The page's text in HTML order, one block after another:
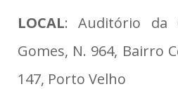
LOCAL: Auditório da
Gomes, N. 964, Bairro
147, Porto Velho